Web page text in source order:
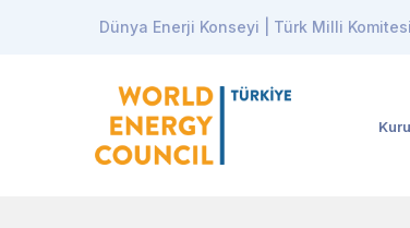
Dünya Enerji Konseyi | Türk Milli Komitesi